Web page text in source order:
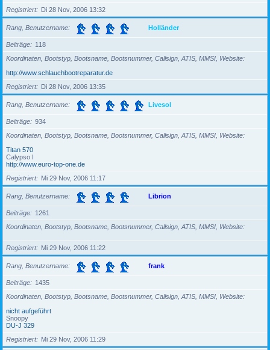
Registriert
Di 28 Nov, 2006 13:32
Rang, Benutzername Holländer
Beiträge
118
Koordinaten, Bootstyp, Bootsname, Bootsnummer, Callsign, ATIS, MMSI, Website
http://www.schlauchbootreparatur.de
Registriert
Di 28 Nov, 2006 13:35
Rang, Benutzername Livesol
Beiträge
934
Koordinaten, Bootstyp, Bootsname, Bootsnummer, Callsign, ATIS, MMSI, Website
Titan 570
Calypso I
http://www.euro-top-one.de
Registriert
Mi 29 Nov, 2006 11:17
Rang, Benutzername Librion
Beiträge
1261
Koordinaten, Bootstyp, Bootsname, Bootsnummer, Callsign, ATIS, MMSI, Website
Registriert Mi 29 Nov, 2006 11:22
Rang, Benutzername frank
Beiträge
1435
Koordinaten, Bootstyp, Bootsname, Bootsnummer, Callsign, ATIS, MMSI, Website
nicht aufgeführt
Snoopy
DU-J 329
Registriert
Mi 29 Nov, 2006 11:29